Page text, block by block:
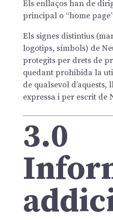
Els enllaços han de
principal o “home page”
Els signes distintius
logotips, símbols) de
protegits per drets de
quedant prohibida la
de qualsevol d’aquests,
expressa i per escrit de
3.0